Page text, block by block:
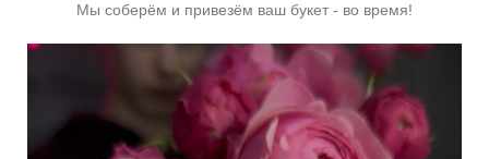
Мы соберём и привезём ваш букет - во время!